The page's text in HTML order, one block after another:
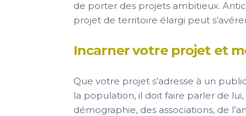
de porter des projets ambitieux.
projet de territoire élargi peut
Incarner votre projet et
Que votre projet s’adresse à un
la population, il doit faire parler de
démographie, des associations, de